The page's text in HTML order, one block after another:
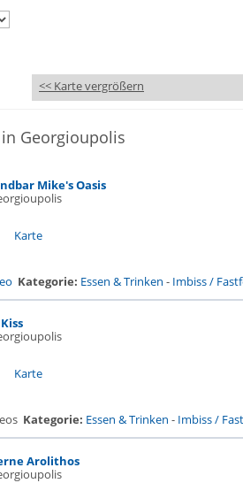
<< Karte vergrößern
Georgioupolis
Mike's Oasis
Karte
Kategorie: Essen & Trinken - Imbiss /
Karte
Kategorie: Essen & Trinken - Imbiss /
Arolithos